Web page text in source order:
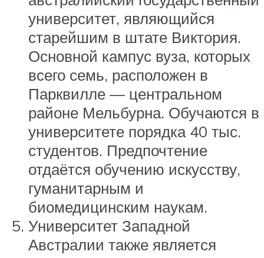
университет, являющийся
старейшим в штате Виктория.
Основной кампус вуза, которых
всего семь, расположен в
Парквилле — центральном
районе Мельбурна. Обучаются в
университете порядка 40 тыс.
студентов. Предпочтение
отдаётся обучению искусству,
гуманитарным и
биомедицинским наукам.
Университет Западной
Австралии также является